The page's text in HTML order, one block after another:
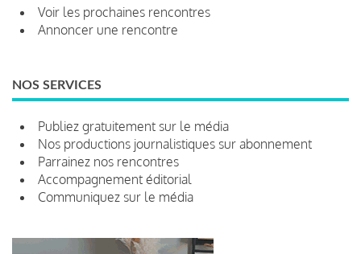
Voir les prochaines rencontres
Annoncer une rencontre
NOS SERVICES
Publiez gratuitement sur le média
Nos productions journalistiques sur abonnement
Parrainez nos rencontres
Accompagnement éditorial
Communiquez sur le média